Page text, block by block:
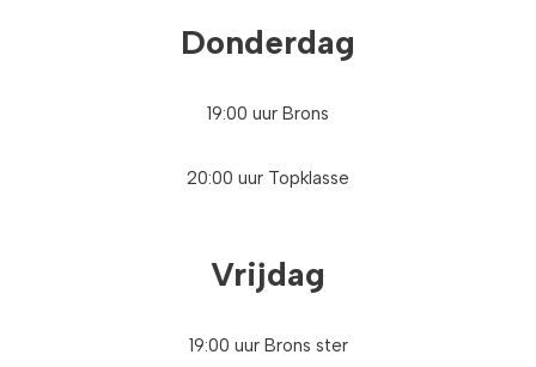
Donderdag
19:00 uur Brons
20:00 uur Topklasse
Vrijdag
19:00 uur Brons ster